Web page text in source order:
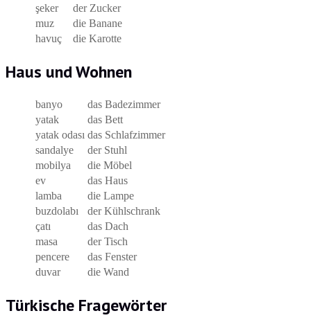
şeker
der Zucker
muz
die Banane
havuç
die Karotte
Haus und Wohnen
banyo
das Badezimmer
yatak
das Bett
yatak odası das Schlafzimmer
sandalye
der Stuhl
mobilya
die Möbel
ev
das Haus
lamba
die Lampe
buzdolabı
der Kühlschrank
çatı
das Dach
masa
der Tisch
pencere
das Fenster
duvar
die Wand
Türkische Fragewörter